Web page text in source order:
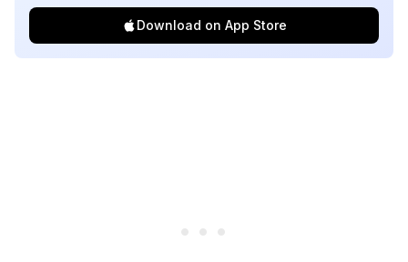
Download on App Store